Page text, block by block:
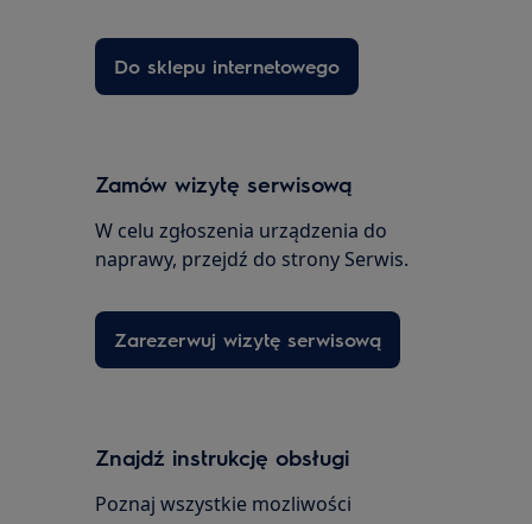
Do sklepu internetowego
Zamów wizytę serwisową
W celu zgłoszenia urządzenia do
naprawy, przejdź do strony Serwis.
Zarezerwuj wizytę serwisową
Znajdź instrukcję obsługi
Poznaj wszystkie mozliwości